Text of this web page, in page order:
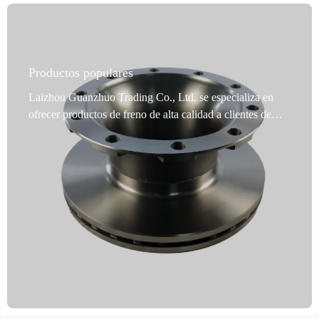
Productos populares
Laizhou Guanzhuo Trading Co., Ltd. se especializa en
ofrecer productos de freno de alta calidad a clientes de
todo el mundo. Nuestros discos de freno para vehículos
comerciales son una opción premium. Diseñados
específicamente para vehículos comerciales, estos discos
se someten a rigurosas pruebas de balanceo dinámico y
sus orificios de posicionamiento precisos garantizan una
instalación impecable. Gracias a su avanzada tecnología
antioxidante, son duraderos y adaptables a entornos
hostiles. Nuestros productos cubren el 99% de los